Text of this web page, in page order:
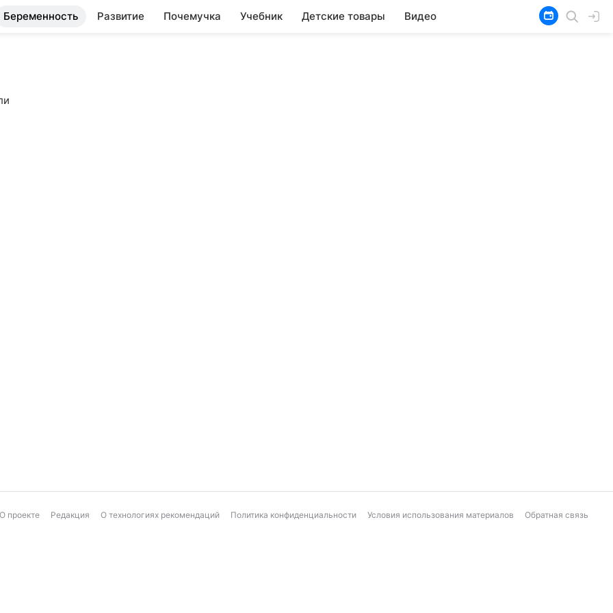
Беременность Развитие Почемучка Учебник Детские товары Видео
О проекте Редакция О технологиях рекомендаций Политика конфиденциальности Условия использования материалов Обратная связь